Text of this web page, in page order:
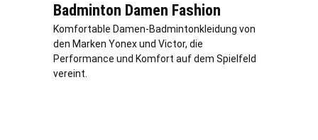
Badminton Damen Fashion
Komfortable Damen-Badmintonkleidung von
den Marken Yonex und Victor, die
Performance und Komfort auf dem Spielfeld
vereint.